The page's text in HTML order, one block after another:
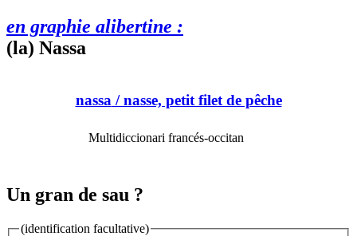
en graphie alibertine :
(la) Nassa
nassa/ nasse, petit filet de pêche
Multidiccionari francés-occitan
Un gran de sau ?
(identification facultative)